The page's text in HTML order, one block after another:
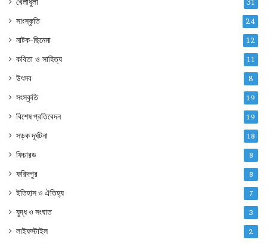
31
সাংস্কৃতি 24
নাটক-ছিনেমা 12
কবিতা ও সাহিত্য 11
উৎসব 8
সংস্কৃতি 19
বিশেষ প্রতিবেদন 19
সড়ক দূর্ঘটনা 18
ফিচারড 8
ফরিদপুর 8
ইতিহাস ও ঐতিহ্য 7
যুদ্ধ ও সংঘাত 3
লাইফস্টাইল 2